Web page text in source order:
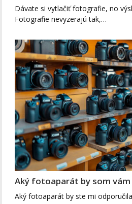
Dávate si vytlačiť fotografie, no
Fotografie nevyzerajú tak,…
Aký fotoaparát by som
Aký fotoaparát by ste mi